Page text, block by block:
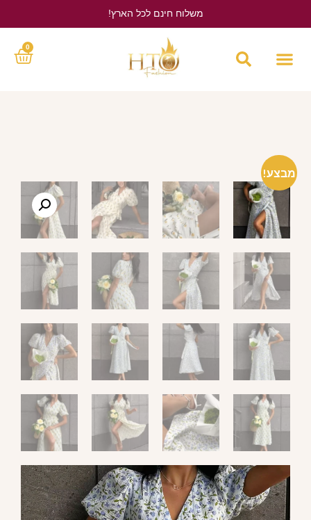
משלוח חינם לכל הארץ!
0
מבצע!